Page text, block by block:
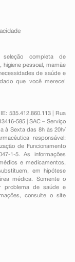
completa de
, higiene pessoal ,mamãe
de saúde e
que você merece!
535.412.860.113 | Rua
585 | SAC – Serviço
à Sexta das 8h às 20h/
responsável:
de Funcionamento
1-5. As informações
e medicamentos,
em hipótese
médica. Somente o
problema de saúde e
consulte o site